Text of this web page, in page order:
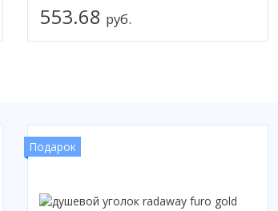
553.68 руб.
Подарок